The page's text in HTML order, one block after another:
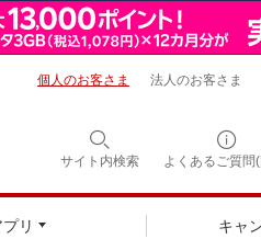
サイト内検索 よくあるご質問
プリ キャ
個人のお客さま 法人のお客さま